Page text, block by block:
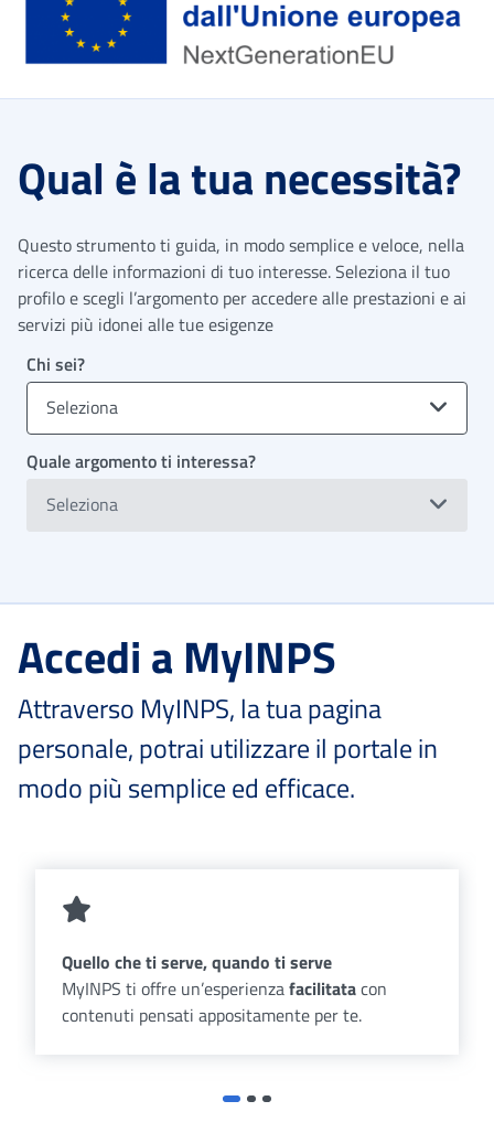
Qual è la tua necessità?
Questo strumento ti guida, in modo semplice e veloce, nella
ricerca delle informazioni di tuo interesse. Seleziona il tuo
profilo e scegli l’argomento per accedere alle prestazioni e ai
servizi più idonei alle tue esigenze
Chi sei?
Seleziona
Quale argomento ti interessa?
Seleziona
Accedi a MyINPS
Attraverso MyINPS, la tua pagina
personale, potrai utilizzare il portale in
modo più semplice ed efficace.
Quello che ti serve, quando ti serve
MyINPS ti offre un’esperienzafacilitatacon
contenuti pensati appositamente per te.